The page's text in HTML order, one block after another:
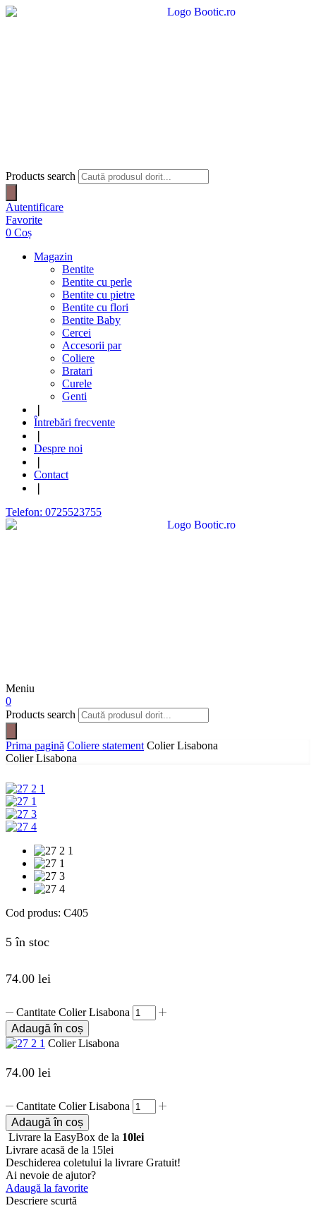
Products search
Autentificare
Favorite
0 Coș
Magazin
Bentite
Bentite cu perle
Bentite cu pietre
Bentite cu flori
Bentite Baby
Cercei
Accesorii par
Coliere
Bratari
Curele
Genti
Întrebări frecvente
Despre noi
Contact
Telefon: 0725523755
Meniu
0
Products search
Prima pagină Coliere statement Colier Lisabona
Colier Lisabona
Cod produs: C405
5 în stoc
74.00 lei
Cantitate Colier Lisabona
Adaugă în coș
Colier Lisabona
74.00 lei
Cantitate Colier Lisabona
Adaugă în coș
Livrare la EasyBox de la 10lei
Livrare acasă de la 15lei
Deschiderea coletului la livrare Gratuit!
Ai nevoie de ajutor?
Adaugă la favorite
Descriere scurtă